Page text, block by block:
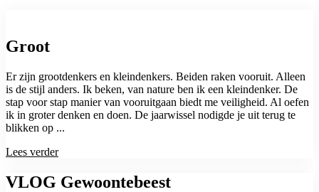
Groot
Er zijn grootdenkers en kleindenkers. Beiden raken vooruit. Alleen
is de stijl anders. Ik beken, van nature ben ik een kleindenker. De
stap voor stap manier van vooruitgaan biedt me veiligheid. Al oefen
ik in groter denken en doen. De jaarwissel nodigde je uit terug te
blikken op ...
Lees verder
VLOG Gewoontebeest